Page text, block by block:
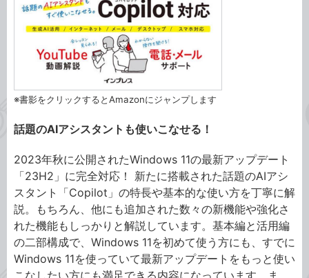
※書影をクリックするとAmazonにジャンプします
話題のAIアシスタントも使いこなせる！
2023年秋に公開されたWindows 11の最新アップデート
「23H2」に完全対応！ 新たに搭載された話題のAIアシ
スタント「Copilot」の特長や基本的な使い方を丁寧に解
説。もちろん、他にも追加された数々の新機能や強化さ
れた機能もしっかりと解説しています。基本編と活用編
の二部構成で、Windows 11を初めて使う方にも、すでに
Windows 11を使っていて最新アップデートをもっと使い